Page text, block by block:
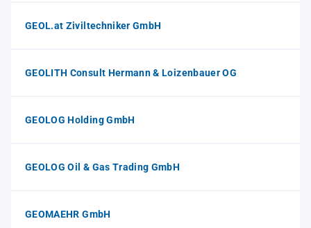
GEOL.at Ziviltechniker GmbH
GEOLITH Consult Hermann & Loizenbauer OG
GEOLOG Holding GmbH
GEOLOG Oil & Gas Trading GmbH
GEOMAEHR GmbH